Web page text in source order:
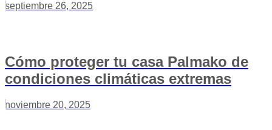
septiembre 26, 2025
Cómo proteger tu casa Palmako de
condiciones climáticas extremas
noviembre 20, 2025